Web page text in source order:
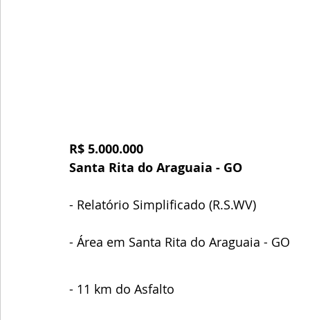
R$ 5.000.000
Santa Rita do Araguaia - GO
- Relatório Simplificado (R.S.WV)
- Área em Santa Rita do Araguaia - GO
- 11 km do Asfalto